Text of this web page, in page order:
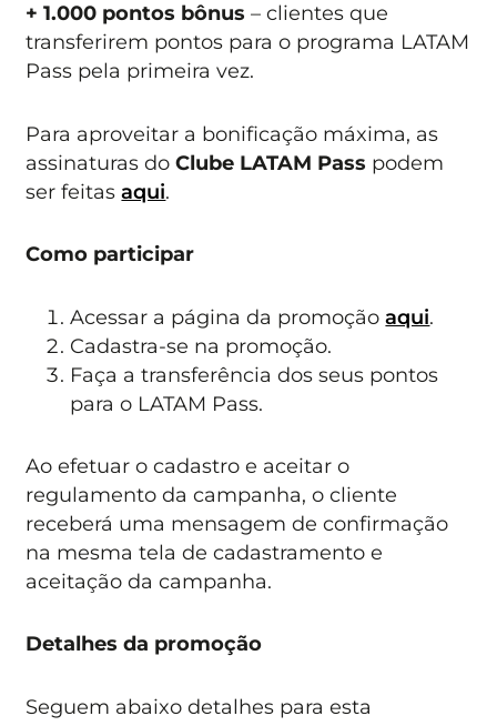
+ 1.000 pontos bônus – clientes que
transferirem pontos para o programa LATAM
Pass pela primeira vez.
Para aproveitar a bonificação máxima, as
assinaturas doClube LATAM Pass podem
ser feitasaqui.
Como participar
Acessar a página da promoçãoaqui.
Cadastra-se na promoção.
Faça a transferência dos seus pontos
para o LATAM Pass.
Ao efetuar o cadastro e aceitar o
regulamento da campanha, o cliente
receberá uma mensagem de confirmação
na mesma tela de cadastramento e
aceitação da campanha.
Detalhes da promoção
Seguem abaixo detalhes para esta